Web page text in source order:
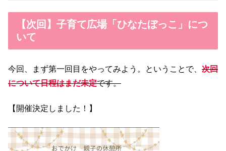
【次回】子育て広場「ひなたぼっこ」につ
いて
今回、まず第一回目をやってみよう。ということで、 次回
について日程はまだ未定です。
【開催決定しました！】